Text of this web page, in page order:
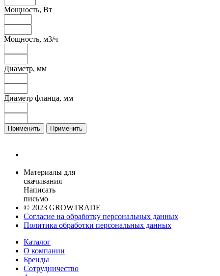
Мощность, Вт
Мощность, м3/ч
Диаметр, мм
Диаметр фланца, мм
Применить Применить
Материалы для
скачивания
Написать
письмо
© 2023 GROWTRADE
Согласие на обработку персональных данных
Политика обработки персональных данных
Каталог
О компании
Бренды
Сотрудничество